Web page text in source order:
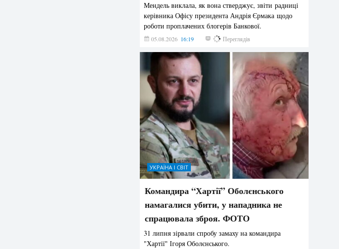
Мендель виклала, як вона стверджує, звіти радниці
керівника Офісу президента Андрія Єрмака щодо
роботи проплачених блогерів Банкової.
05.08.2026 16:19 203 Переглядів
УКРАЇНА І СВІТ
Командира “Хартії” Оболєнського
намагалися убити, у нападника не
спрацювала зброя. ФОТО
31 липня зірвали спробу замаху на командира
"Хартії" Ігоря Оболєнського.